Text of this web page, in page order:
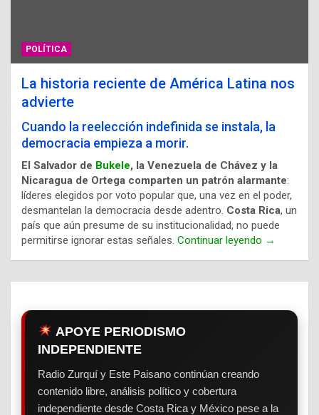
POLÍTICA
La historia reciente de América Latina nos
advierte
Cuando la reelección indefinida se instala, la
democracia empieza a morir.
El Salvador de Bukele, la Venezuela de Chávez y la
Nicaragua de Ortega comparten un patrón alarmante:
líderes elegidos por voto popular que, una vez en el poder,
desmantelan la democracia desde adentro. Costa Rica, un
país que aún presume de su institucionalidad, no puede
permitirse ignorar estas señales. Continuar leyendo →
APOYE PERIODISMO
INDEPENDIENTE
Radio Zurquí y Este Paisano continúan creando
contenido libre, análisis político y cobertura
independiente desde Costa Rica y México pese a la